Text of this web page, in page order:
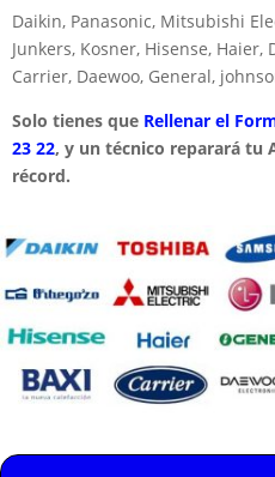
Daikin, Panasonic, Mitsubishi
Junkers, Kosner, Hisense,
Carrier, Daewoo, General,
Solo tienes que Rellenar el
23 22, y un técnico reparará tu
récord.